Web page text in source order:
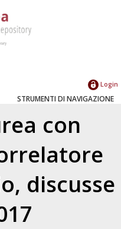
Login
STRUMENTI DI NAVIGAZIONE
con
, discusse